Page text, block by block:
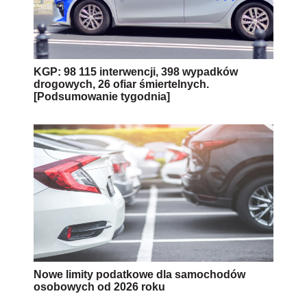
KGP: 98 115 interwencji, 398 wypadków
drogowych, 26 ofiar śmiertelnych.
[Podsumowanie tygodnia]
Nowe limity podatkowe dla samochodów
osobowych od 2026 roku